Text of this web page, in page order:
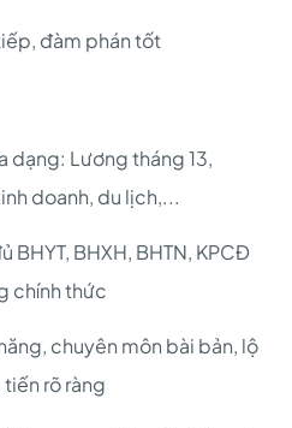
đàm phán tốt
dạng: Lương tháng 13,
doanh, du lịch,...
BHXH, BHTN, KPCĐ
chính thức
chuyên môn bài bản, lộ
rõ ràng